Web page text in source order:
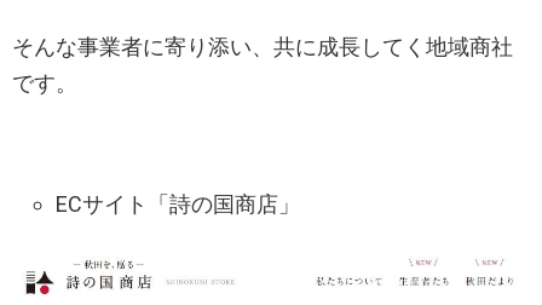
そんな事業者に寄り添い、共に成長してく地域商社
です。
ECサイト「詩の国商店」